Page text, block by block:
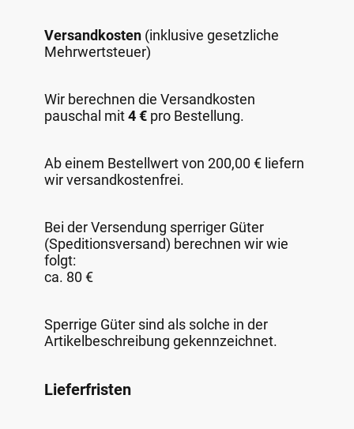
Versandkosten (inklusive gesetzliche
Mehrwertsteuer)
Wir berechnen die Versandkosten
pauschal mit4 € pro Bestellung.
Ab einem Bestellwert von 200,00 € liefern
wir versandkostenfrei.
Bei der Versendung sperriger Güter
(Speditionsversand) berechnen wir wie
folgt:
ca. 80 €
Sperrige Güter sind als solche in der
Artikelbeschreibung gekennzeichnet.
Lieferfristen